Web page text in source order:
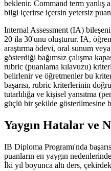
beklenir. Command term yanlış
bilgi içerirse içersin yetersiz puan
Internal Assessment (IA)
20 ila 30'unu oluşturur. IA,
araştırma ödevi, oral sunum
gösterdiği bağımsız çalışma
rubric (puanlama kılavuzu)
belirlenir ve öğretmenler bu
başarısı, rubric kriterlerinin
tutarlılığa ve kişisel yansıtma
güçlü bir şekilde gösterilmesine
Yaygın Hatalar ve
IB Diploma Programı'nda
puanların en yaygın
İki yıl boyunca altı ders,